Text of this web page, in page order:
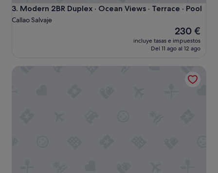
t
e
.
3. Modern 2BR Duplex · Ocean Views · Terrace · Pool
Modern 2BR Duplex · Ocean Views · Terrace · Pool
Callao Salvaje
El
precio
actual
230 €
230 €
incluye tasas e impuestos
Del 11 ago al 12 ago
Casa de vacaciones Aguaviva Vacaciones perfectas con